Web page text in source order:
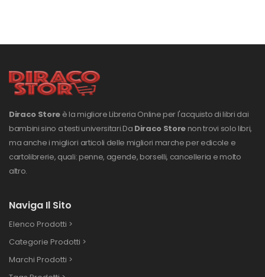
Diraco Store è la migliore Libreria Online per l'acquisto di libri dai
bambini sino a testi universitari.Da Diraco Store non trovi solo libri,
ma anche i migliori articoli delle migliori marche per edicole e
cartolibrerie, quali: penne, agende, borselli, cancelleria e molto
altro.
Naviga Il Sito
Elenco Prodotti >
Categorie Prodotti >
Marchi Prodotti >